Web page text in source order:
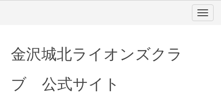
金沢城北ライオンズクラ
ブ 公式サイト